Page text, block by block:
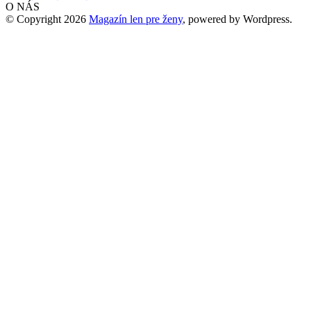
O NÁS
© Copyright 2026 Magazín len pre ženy, powered by Wordpress.